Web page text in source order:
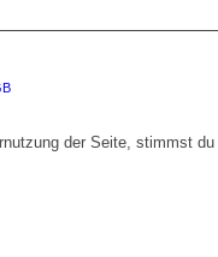
der Seite, stimmst du